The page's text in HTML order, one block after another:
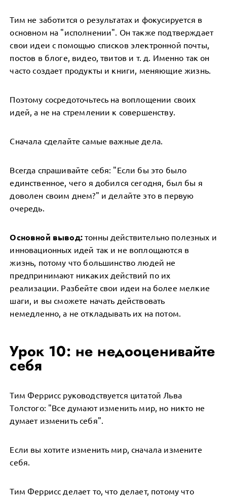
Тим не заботится о результатах и фокусируется в
основном на "исполнении". Он также подтверждает
свои идеи с помощью списков электронной почты,
постов в блоге, видео, твитов и т. д. Именно так он
часто создает продукты и книги, меняющие жизнь.
Поэтому сосредоточьтесь на воплощении своих
идей, а не на стремлении к совершенству.
Сначала сделайте самые важные дела.
Всегда спрашивайте себя: "Если бы это было
единственное, чего я добился сегодня, был бы я
доволен своим днем?" и делайте это в первую
очередь.
Основной вывод:тонны действительно полезных и
инновационных идей так и не воплощаются в
жизнь, потому что большинство людей не
предпринимают никаких действий по их
реализации. Разбейте свои идеи на более мелкие
шаги, и вы сможете начать действовать
немедленно, а не откладывать их на потом.
Урок 10: не недооценивайте
себя
Тим Феррисс руководствуется цитатой Льва
Толстого: "Все думают изменить мир, но никто не
думает изменить себя".
Если вы хотите изменить мир, сначала измените
себя.
Тим Феррисс делает то, что делает, потому что